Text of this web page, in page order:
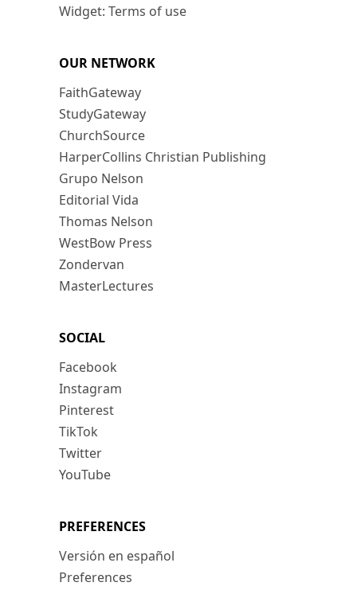
Widget: Terms of use
OUR NETWORK
FaithGateway
StudyGateway
ChurchSource
HarperCollins Christian Publishing
Grupo Nelson
Editorial Vida
Thomas Nelson
WestBow Press
Zondervan
MasterLectures
SOCIAL
Facebook
Instagram
Pinterest
TikTok
Twitter
YouTube
PREFERENCES
Versión en español
Preferences